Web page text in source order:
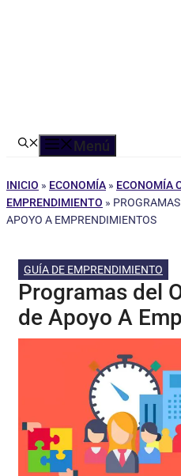
Menú
INICIO » ECONOMÍA » ECONOMÍA
EMPRENDIMIENTO »
APOYO A EMPRENDIMIENTOS
GUÍA DE EMPRENDIMIENTO
Programas del
de Apoyo A